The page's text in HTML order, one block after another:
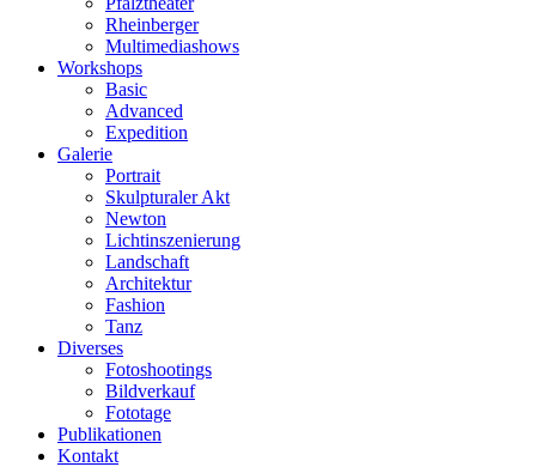
Rheinberger
Multimediashows
Workshops
Basic
Advanced
Expedition
Galerie
Portrait
Skulpturaler Akt
Newton
Lichtinszenierung
Landschaft
Architektur
Fashion
Tanz
Diverses
Fotoshootings
Bildverkauf
Fototage
Publikationen
Kontakt